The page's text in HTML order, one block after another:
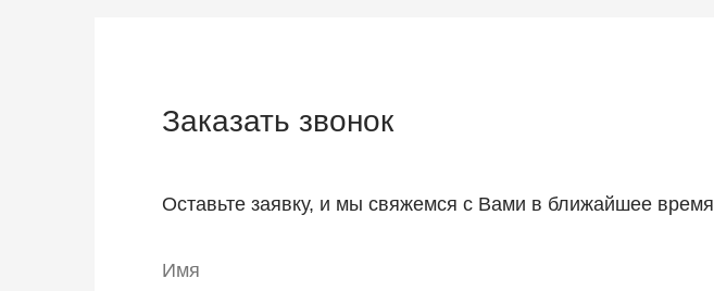
Заказать звонок
Оставьте заявку, и мы свяжемся с Вами в ближайшее время